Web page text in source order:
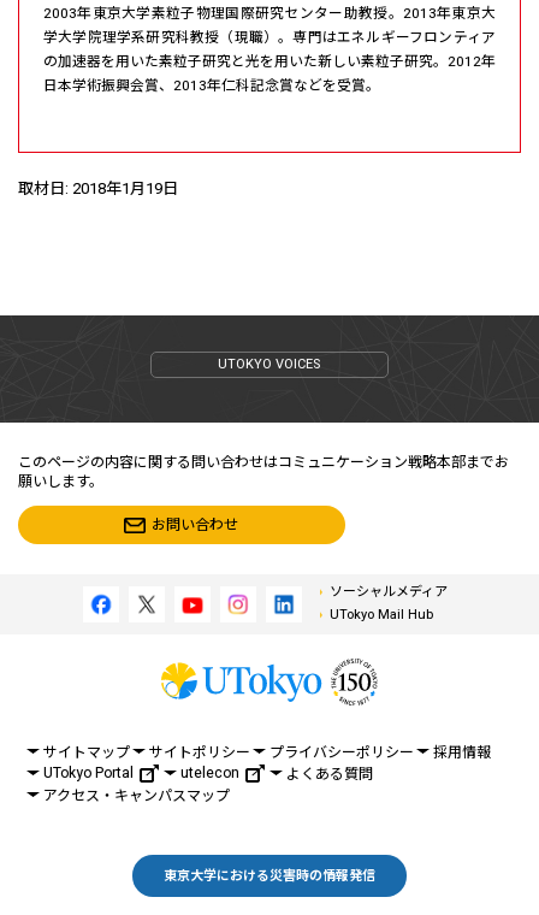
2003年東京大学素粒子物理国際研究センター助教授。2013年東京大
学大学院理学系研究科教授（現職）。専門はエネルギーフロンティア
の加速器を用いた素粒子研究と光を用いた新しい素粒子研究。2012年
日本学術振興会賞、2013年仁科記念賞などを受賞。
取材日: 2018年1月19日
UTOKYO VOICES
このページの内容に関する問い合わせはコミュニケーション戦略本部までお
願いします。
お問い合わせ
ソーシャルメディア
UTokyo Mail Hub
サイトマップ サイトポリシー プライバシーポリシー
採用情報
UTokyo Portal
utelecon
よくある質問
アクセス・キャンパスマップ
東京大学における災害時の情報発信